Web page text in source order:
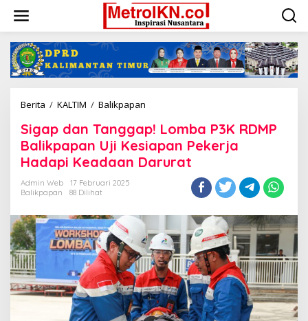
konten
Berita / KALTIM / Balikpapan
Tanggap!
Lomba
P3K
RDMP
Pekerja
Hadapi
Keadaan
Darurat
Sigap dan Tanggap! Lomba P3K RDMP
Balikpapan Uji Kesiapan Pekerja
Hadapi Keadaan Darurat
Admin Web
17 Februari 2025
Balikpapan
88 Dilihat